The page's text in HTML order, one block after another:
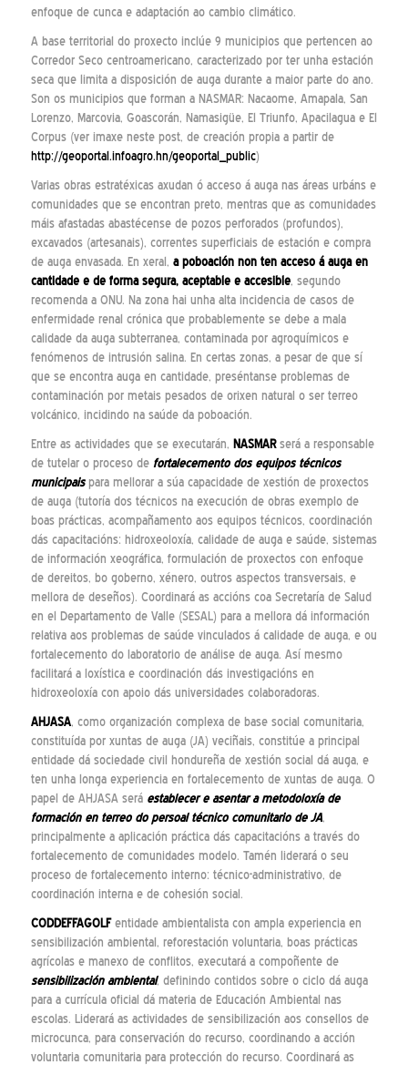
enfoque de cunca e adaptación ao cambio climático.
A base territorial do proxecto inclúe 9 municipios que pertencen ao
Corredor Seco centroamericano, caracterizado por ter unha estación
seca que limita a disposición de auga durante a maior parte do ano.
Son os municipios que forman a NASMAR: Nacaome, Amapala, San
Lorenzo, Marcovia, Goascorán, Namasigüe, El Triunfo, Apacilagua e El
Corpus (ver imaxe neste post, de creación propia a partir de
http://geoportal.infoagro.hn/geoportal_public)
Varias obras estratéxicas axudan ó acceso á auga nas áreas urbáns e
comunidades que se encontran preto, mentras que as comunidades
máis afastadas abastécense de pozos perforados (profundos),
excavados (artesanais), correntes superficiais de estación e compra
de auga envasada. En xeral, a poboación non ten acceso á auga en
cantidade e de forma segura, aceptable e accesible, segundo
recomenda a ONU. Na zona hai unha alta incidencia de casos de
enfermidade renal crónica que probablemente se debe a mala
calidade da auga subterranea, contaminada por agroquímicos e
fenómenos de intrusión salina. En certas zonas, a pesar de que sí
que se encontra auga en cantidade, preséntanse problemas de
contaminación por metais pesados de orixen natural o ser terreo
volcánico, incidindo na saúde da poboación.
Entre as actividades que se executarán, NASMARserá a responsable
de tutelar o proceso de fortalecemento dos equipos técnicos
municipaispara mellorar a súa capacidade de xestión de proxectos
de auga (tutoría dos técnicos na execución de obras exemplo de
boas prácticas, acompañamento aos equipos técnicos, coordinación
dás capacitacións: hidroxeoloxía, calidade de auga e saúde, sistemas
de información xeográfica, formulación de proxectos con enfoque
de dereitos, bo goberno, xénero, outros aspectos transversais, e
mellora de deseños). Coordinará as accións coa Secretaría de Salud
en el Departamento de Valle (SESAL) para a mellora dá información
relativa aos problemas de saúde vinculados á calidade de auga, e ou
fortalecemento do laboratorio de análise de auga. Así mesmo
facilitará a loxística e coordinación dás investigacións en
hidroxeoloxía con apoio dás universidades colaboradoras.
AHJASA, como organización complexa de base social comunitaria,
constituída por xuntas de auga (JA) veciñais, constitúe a principal
entidade dá sociedade civil hondureña de xestión social dá auga, e
ten unha longa experiencia en fortalecemento de xuntas de auga. O
papel de AHJASA será establecer e asentar a metodoloxía de
formación en terreo do persoal técnico comunitario de JA,
principalmente a aplicación práctica dás capacitacións a través do
fortalecemento de comunidades modelo. Tamén liderará o seu
proceso de fortalecemento interno: técnico-administrativo, de
coordinación interna e de cohesión social.
CODDEFFAGOLFentidade ambientalista con ampla experiencia en
sensibilización ambiental, reforestación voluntaria, boas prácticas
agrícolas e manexo de conflitos, executará a compoñente de
sensibilización ambiental, definindo contidos sobre o ciclo dá auga
para a currícula oficial dá materia de Educación Ambiental nas
escolas. Liderará as actividades de sensibilización aos consellos de
microcunca, para conservación do recurso, coordinando a acción
voluntaria comunitaria para protección do recurso. Coordinará as